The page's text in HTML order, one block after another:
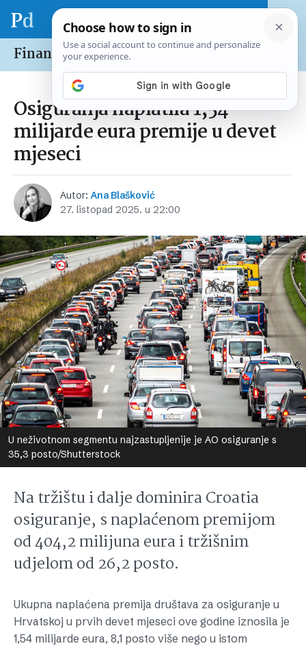
Financije /Tržišta
Osiguranja naplatila 1,54
milijarde eura premije u devet
mjeseci
Autor:Ana Blašković
27. listopad 2025. u 22:00
U neživotnom segmentu najzastupljenije je AO osiguranje s
35,3 posto/Shutterstock
Na tržištu i dalje dominira Croatia
osiguranje, s naplaćenom premijom
od 404,2 milijuna eura i tržišnim
udjelom od 26,2 posto.
Ukupna naplaćena premija društava za osiguranje u
Hrvatskoj u prvih devet mjeseci ove godine iznosila je
1,54 milijarde eura, 8,1 posto više nego u istom